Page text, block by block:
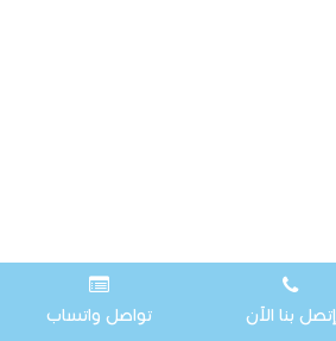
إتصل بنا الآن تواصل واتساب